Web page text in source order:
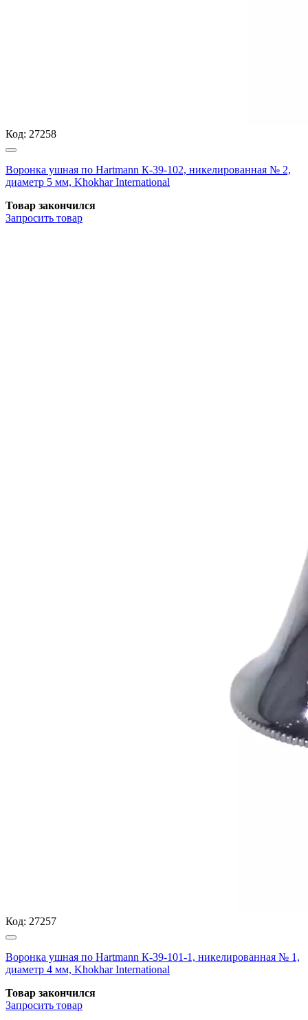
Код: 27258
Воронка ушная по Hartmann К-39-102, никелированная № 2,
диаметр 5 мм, Khokhar International
Товар закончился
Запросить товар
Код: 27257
Воронка ушная по Hartmann К-39-101-1, никелированная № 1,
диаметр 4 мм, Khokhar International
Товар закончился
Запросить товар